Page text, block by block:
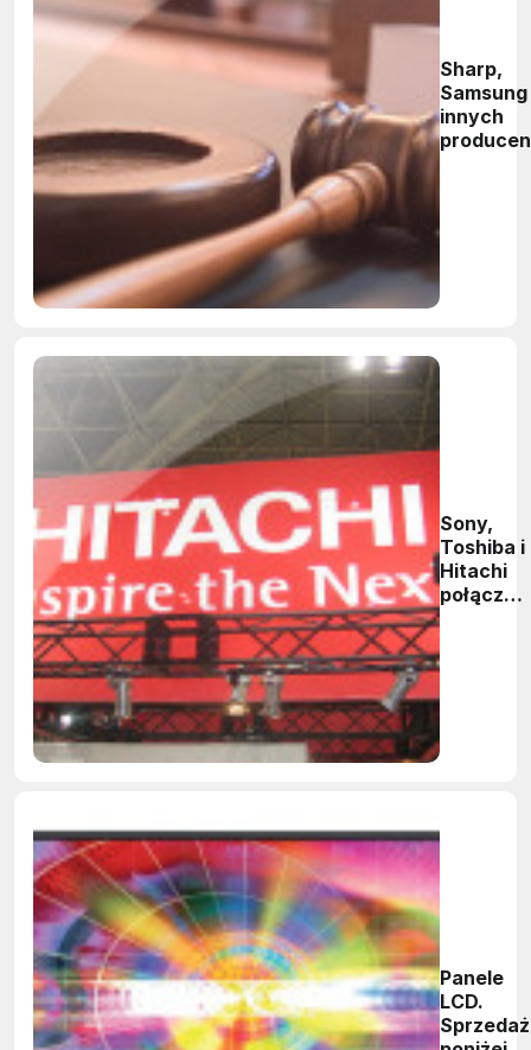
Sharp,
innych
Sony,
Toshiba i
Hitachi
połączą
Panele
LCD.
Sprzedaż